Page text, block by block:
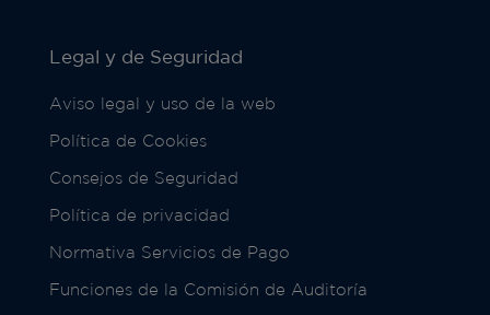
Legal y de Seguridad
Aviso legal y uso de la web
Política de Cookies
Consejos de Seguridad
Política de privacidad
Normativa Servicios de Pago
Funciones de la Comisión de Auditoría